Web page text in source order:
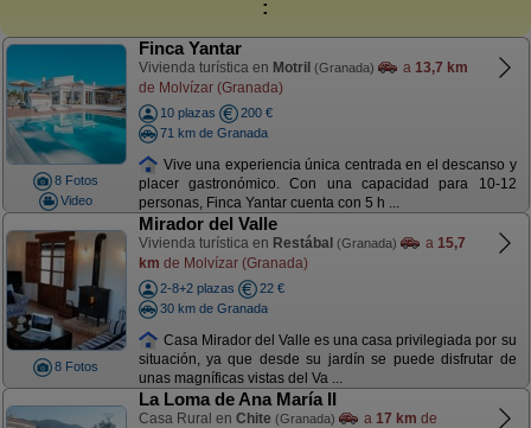
:
8 Fotos
Video
Finca Yantar
Vivienda turística en Motril (Granada) a 13,7 km
de Molvízar (Granada)
10 plazas
200 €
71 km de Granada
Vive una experiencia única centrada en el descanso y
placer gastronómico. Con una capacidad para 10-12
personas, Finca Yantar cuenta con 5 h ...
8 Fotos
Mirador del Valle
Vivienda turística en Restábal (Granada) a 15,7
km de Molvízar (Granada)
2-8+2 plazas
22 €
30 km de Granada
Casa Mirador del Valle es una casa privilegiada por su
situación, ya que desde su jardín se puede disfrutar de
unas magníficas vistas del Va ...
La Loma de Ana María II
Casa Rural en Chite (Granada) a 17 km de